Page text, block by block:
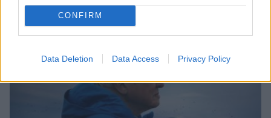
CONFIRM
Data Deletion Data Access Privacy Policy